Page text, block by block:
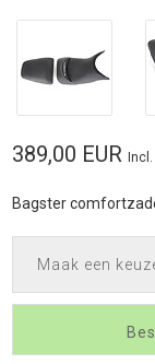
389,00 EUR Incl.
Bagster
Maak een